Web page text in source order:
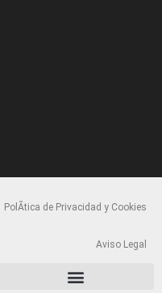
PolÃ­tica de Privacidad y Cookies
Aviso Legal